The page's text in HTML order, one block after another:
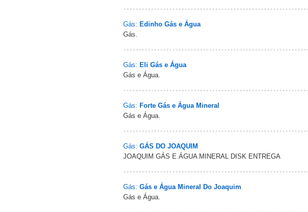
Gás: Edinho Gás e Água
Gás.
Gás: Eli Gás e Água
Gás e Água.
Gás: Forte Gás e Água Mineral
Gás e Água.
Gás: GÁS DO JOAQUIM
JOAQUIM GÁS E ÁGUA MINERAL DISK ENTREGA
Gás: Gás e Água Mineral Do Joaquim
Gás e Água.